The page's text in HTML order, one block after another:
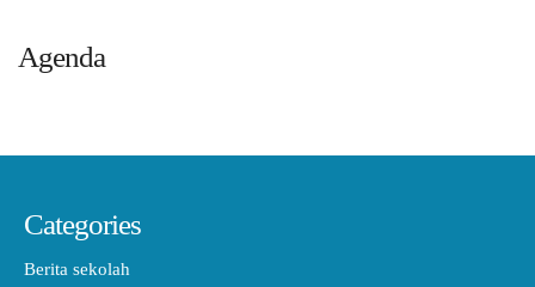
Agenda
Categories
Berita sekolah